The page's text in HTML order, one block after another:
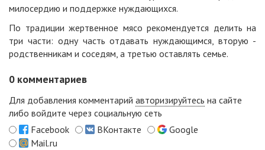
милосердию и поддержке нуждающихся.
По традиции жертвенное мясо рекомендуется делить на
три части: одну часть отдавать нуждающимся, вторую -
родственникам и соседям, а третью оставлять семье.
0 комментариев
Для добавления комментарий авторизируйтесь на сайте
либо войдите через социальную сеть
Facebook
ВКонтакте
Google
Mail.ru